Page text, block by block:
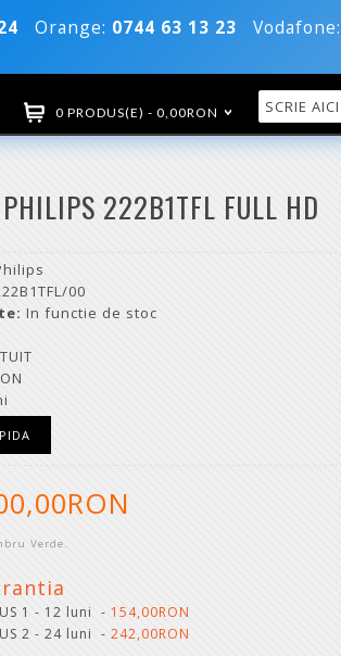
Orange: 0744 63 13 23 Vodafone:
0 PRODUS(E) - 0,00RON
222B1TFL FULL HD
00
In functie de stoc
Verde.
1 - 12 luni - 154,00RON
2 - 24 luni - 242,00RON